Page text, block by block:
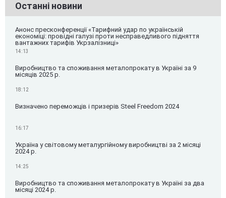
Останні новини
Анонс пресконференції «Тарифний удар по українській
економіці: провідні галузі проти несправедливого підняття
вантажних тарифів Укрзалізниці»
14:13
Виробництво та споживання металопрокату в Україні за 9
місяців 2025 р.
18:12
Визначено переможців і призерів Steel Freedom 2024
16:17
Україна у світовому металургійному виробництві за 2 місяці
2024 р.
14:25
Виробництво та споживання металопрокату в Україні за два
місяці 2024 р.